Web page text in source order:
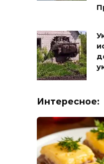
Интересное: